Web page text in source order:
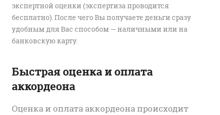
экспертной оценки (экспертиза проводится
бесплатно). После чего Вы получаете деньги сразу
удобным для Вас способом — наличными или на
банковскую карту.
Быстрая оценка и оплата
аккордеона
Оценка и оплата аккордеона происходит